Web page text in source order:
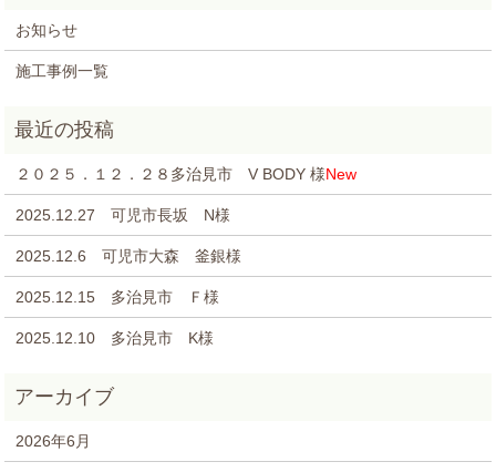
お知らせ
施工事例一覧
２０２５．１２．２８多治見市 V BODY 様New
2025.12.27 可児市長坂 N様
2025.12.6 可児市大森 釜銀様
2025.12.15 多治見市 Ｆ様
2025.12.10 多治見市 K様
2026年6月